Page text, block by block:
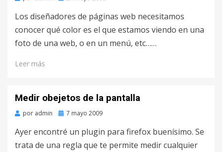
Los diseñadores de páginas web necesitamos
conocer qué color es el que estamos viendo en una
foto de una web, o en un menú, etc……
Leer más
Medir obejetos de la pantalla
por admin
Publicado
7 mayo 2009
Ayer encontré un plugin para firefox buenísimo. Se
trata de una regla que te permite medir cualquier